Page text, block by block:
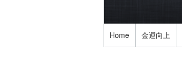
Home 金運向上